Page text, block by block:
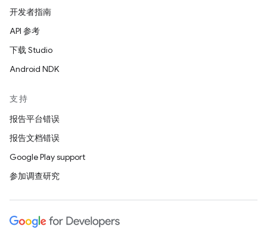
开发者指南
API 参考
下载 Studio
Android NDK
支持
报告平台错误
报告文档错误
Google Play support
参加调查研究